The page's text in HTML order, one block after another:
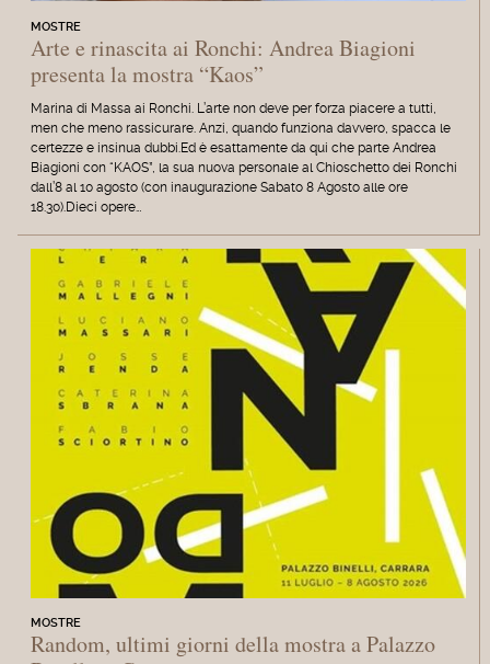
MOSTRE
Arte e rinascita ai Ronchi: Andrea Biagioni
presenta la mostra “Kaos”
Marina di Massa ai Ronchi. L’arte non deve per forza piacere a tutti,
men che meno rassicurare. Anzi, quando funziona davvero, spacca le
certezze e insinua dubbi.Ed è esattamente da qui che parte Andrea
Biagioni con “KAOS”, la sua nuova personale al Chioschetto dei Ronchi
dall’8 al 10 agosto (con inaugurazione Sabato 8 Agosto alle ore
18.30).Dieci opere…
MOSTRE
Random, ultimi giorni della mostra a Palazzo